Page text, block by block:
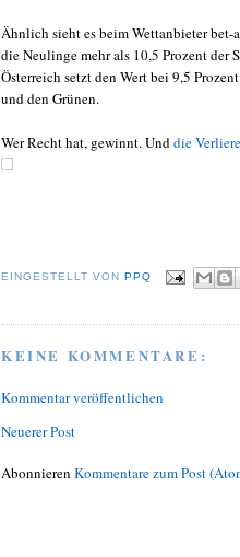
Ähnlich sieht es beim Wettanbieter bet-
die Neulinge mehr als 10,5 Prozent der
Österreich setzt den Wert bei 9,5
und den Grünen.
Wer Recht hat, gewinnt. Und die
EINGESTELLT VON PPQ
KEINE KOMMENTARE:
Kommentar veröffentlichen
Neuerer Post
Abonnieren Kommentare zum Post